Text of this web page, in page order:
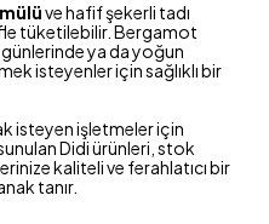
ve hafif şekerli tadı
tüketilebilir. Bergamot
günlerinde ya da yoğun
isteyenler için sağlıklı bir
isteyen işletmeler için
Didi ürünleri, stok
kaliteli ve ferahlatıcı bir
tanır.